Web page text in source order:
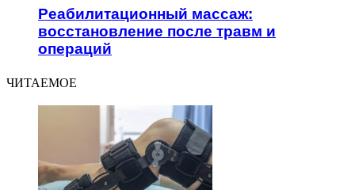
Реабилитационный массаж:
восстановление после травм и
операций
ЧИТАЕМОЕ